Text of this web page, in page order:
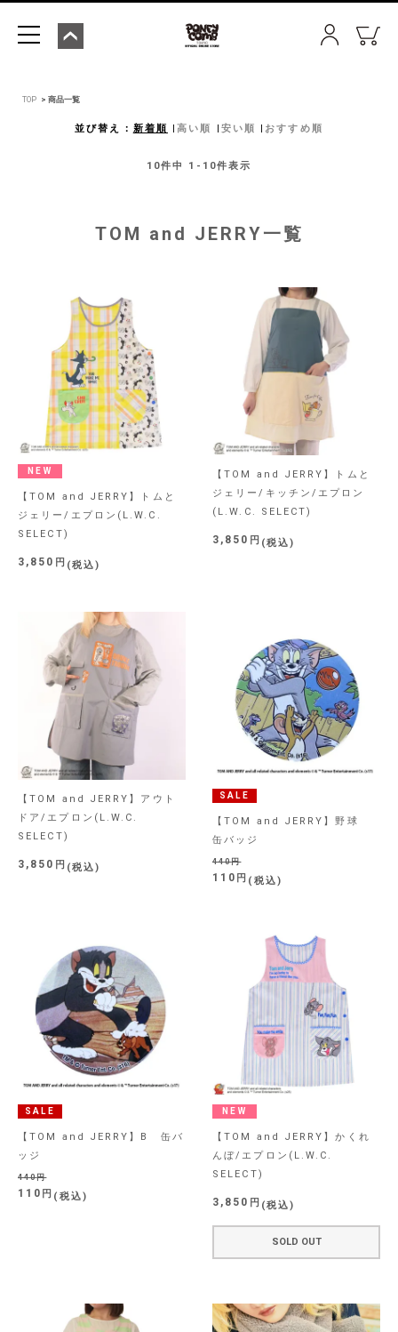
TOP 商品一覧
並び替え 新着順 高い順 安い順 おすすめ順
10件中 1 - 10件表示
TOM and JERRY一覧
NEW
【TOM and JERRY】トムと
ジェリー/エプロン(L.W.C.
SELECT)
3,850 税込
【TOM and JERRY】トムと
ジェリー/キッチン/エプロン
(L.W.C. SELECT)
3,850 税込
【TOM and JERRY】アウト
ドア/エプロン(L.W.C.
SELECT)
3,850 税込
SALE
【TOM and JERRY】野球
缶バッジ
440
110 税込
SALE
【TOM and JERRY】B 缶バ
ッジ
440
110 税込
NEW
【TOM and JERRY】かくれ
んぼ/エプロン(L.W.C.
SELECT)
3,850 税込
SOLD OUT